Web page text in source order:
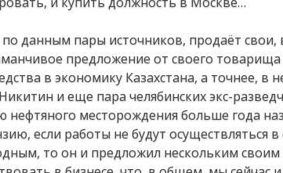
данным пары источников, продаёт
предложение от своего
в экономику Казахстана, а точнее,
и еще пара челябинских экс-
нефтяного месторождения больше года
если работы не будут осуществляться
то он и предложил нескольким